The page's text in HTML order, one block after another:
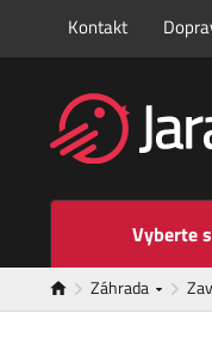
Kontakt
Vyberte
Záhrada